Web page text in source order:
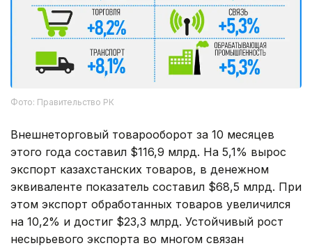
Фото: Правительство РК
Внешнеторговый товарооборот за 10 месяцев
этого года составил $116,9 млрд. На 5,1% вырос
экспорт казахстанских товаров, в денежном
эквиваленте показатель составил $68,5 млрд. При
этом экспорт обработанных товаров увеличился
на 10,2% и достиг $23,3 млрд. Устойчивый рост
несырьевого экспорта во многом связан